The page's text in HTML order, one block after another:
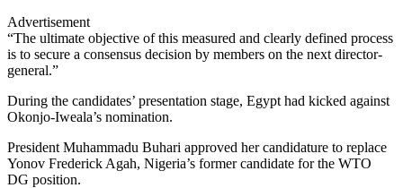
Advertisement
“The ultimate objective of this measured and clearly defined process
is to secure a consensus decision by members on the next director-
general.”
During the candidates’ presentation stage, Egypt had kicked against
Okonjo-Iweala’s nomination.
President Muhammadu Buhari approved her candidature to replace
Yonov Frederick Agah, Nigeria’s former candidate for the WTO
DG position.